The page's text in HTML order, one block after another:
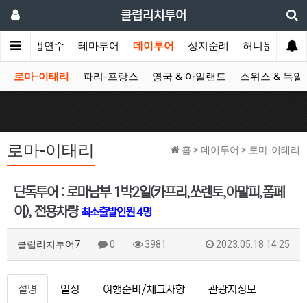
클럽리치투어
무/기업연수 테마투어 데이투어 성지순례 허니문 시
로마-이태리 파리-프랑스 영국 & 아일랜드 스위스 & 독일
홈 > 데이투어 > 로마-이태리
로마-이태리
단독투어 : 로마남부 1박2일(카프리,쏘렌토,아말피,폼페
이), 전용차량최소출발인원 4명
클럽리치투어7 0 3981 2023.05.18 14:25
설명 일정 여행준비/체크사항 관광지정보